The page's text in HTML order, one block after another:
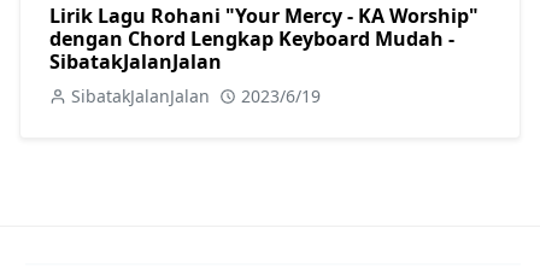
Lirik Lagu Rohani "Your Mercy - KA Worship"
dengan Chord Lengkap Keyboard Mudah -
SibatakJalanJalan
SibatakJalanJalan 2023/6/19